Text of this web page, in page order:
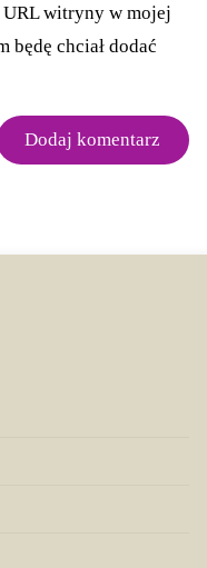
URL witryny w mojej
będę chciał dodać